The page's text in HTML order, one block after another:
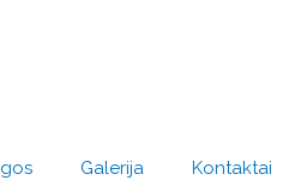
Galerija Kontaktai